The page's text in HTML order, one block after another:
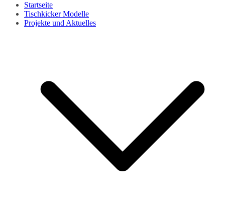
Startseite
Tischkicker Modelle
Projekte und Aktuelles